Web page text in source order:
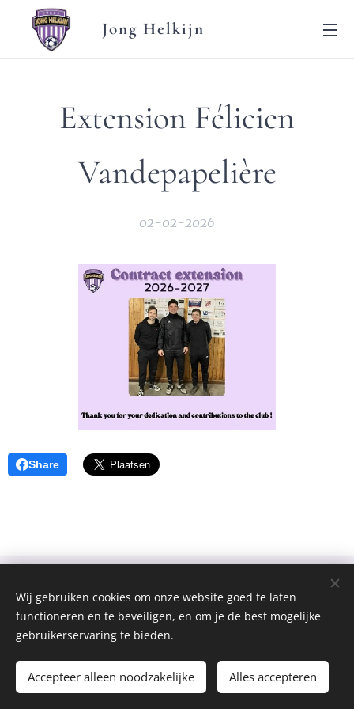
Jong Helkijn
Extension Félicien
Vandepapelière
02-02-2026
Share
Jong Helkijn
Nederlands
Français
Wij gebruiken cookies om onze website goed te laten
functioneren en te beveiligen, en om je de best mogelijke
gebruikerservaring te bieden.
Accepteer alleen noodzakelijke Alles accepteren